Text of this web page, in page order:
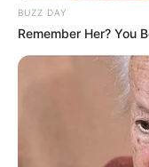
auch dieses
Rheinland
unter
und
teilnehmen.
Stadt/Ort: Bonn
BUZZ DAY
Remember Her? You